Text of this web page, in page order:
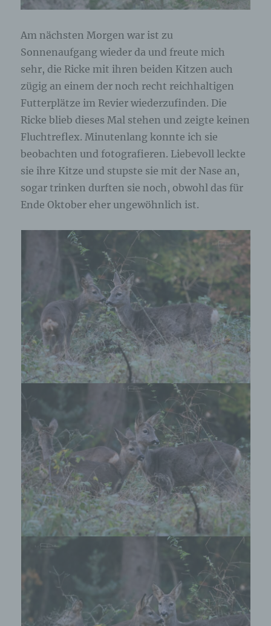
Am nächsten Morgen war ist zu
Sonnenaufgang wieder da und freute mich
sehr, die Ricke mit ihren beiden Kitzen auch
zügig an einem der noch recht reichhaltigen
Futterplätze im Revier wiederzufinden. Die
Ricke blieb dieses Mal stehen und zeigte keinen
Fluchtreflex. Minutenlang konnte ich sie
beobachten und fotografieren. Liebevoll leckte
sie ihre Kitze und stupste sie mit der Nase an,
sogar trinken durften sie noch, obwohl das für
Ende Oktober eher ungewöhnlich ist.
freiwilliger Angabe personenbezogener Daten
dazu, der betroffenen Person Inhalte oder
Leistungen anzubieten, die aufgrund der Natur der
Sache nur registrierten Benutzern angeboten
werden können. Registrierten Personen steht die
Möglichkeit frei, die bei der Registrierung
angegebenen personenbezogenen Daten
jederzeit abzuändern oder vollständig aus dem
Datenbestand des für die Verarbeitung
Der für die Verarbeitung Verantwortliche erteilt
jeder betroffenen Person jederzeit auf Anfrage
Auskunft darüber, welche personenbezogenen
Daten über die betroffene Person gespeichert sind.
Ferner berichtigt oder löscht der für die
Daten auf Wunsch oder Hinweis der betroffenen
Person, soweit dem keine gesetzlichen
Aufbewahrungspflichten entgegenstehen. Die
Gesamtheit der Mitarbeiter des für die Verarbeitung
Verantwortlichen stehen der betroffenen Person in
diesem Zusammenhang als Ansprechpartner zur
Verfügung.
Kontaktmöglichkeit über die Internetseite
Die Internetseite enthält aufgrund von gesetzlichen
Vorschriften Angaben, die eine schnelle
elektronische Kontaktaufnahme zu unserem
Unternehmen sowie eine unmittelbare
Kommunikation mit uns ermöglichen, was
ebenfalls eine allgemeine Adresse der
sogenannten elektronischen Post (E-Mail-
Adresse) umfasst. Sofern eine betroffene Person
per E-Mail oder über ein Kontaktformular den
Kontakt mit dem für die Verarbeitung
Verantwortlichen aufnimmt, werden die von der
betroffenen Person übermittelten
personenbezogenen Daten automatisch
gespeichert. Solche auf freiwilliger Basis von einer
betroffenen Person an den für die Verarbeitung
Verantwortlichen übermittelten
personenbezogenen Daten werden für Zwecke der
Bearbeitung oder der Kontaktaufnahme zur
betroffenen Person gespeichert. Es erfolgt keine
Weitergabe dieser personenbezogenen Daten an
Kommentarfunktion im Blog auf der
Internetseite